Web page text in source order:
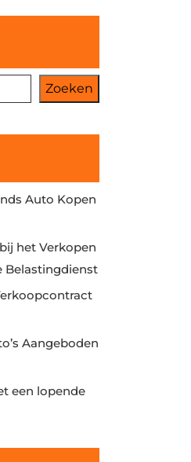
Zoeken
Auto Kopen
het Verkopen
Belastingdienst
Aangeboden
een lopende